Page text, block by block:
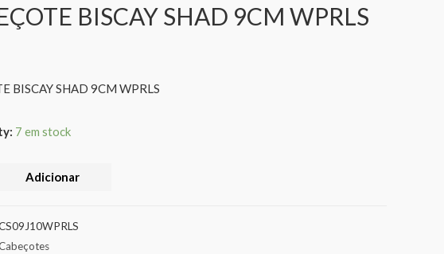
BISCAY SHAD 9CM WPRLS
BISCAY SHAD 9CM WPRLS
7 em stock
Adicionar